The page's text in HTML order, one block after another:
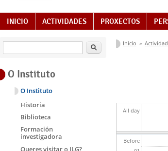
Índice de contidos
INICIO ACTIVIDADES PROXECTOS
Vostede
Inicio »
All day
Before
Buscar
O Instituto
O Instituto
Historia
Biblioteca
Formación
investigadora
Queres visitar o ILG?